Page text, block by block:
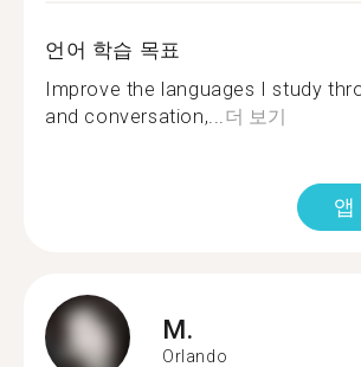
언어 학습 목표
Improve the languages I study
and conversation,...더 보기
앱
M.
Orlando